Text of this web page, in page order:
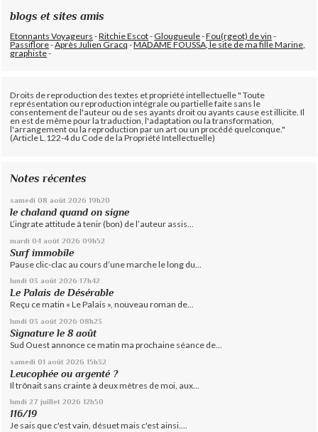
blogs et sites amis
Etonnants Voyageurs -Ritchie Escot-Glougueule-Fou(rgeot) de vin -
Passiflore-Après Julien Gracq-MADAME FOUSSA, le site de ma fille Marine,
graphiste-
Droits de reproduction des textes et propriété intellectuelle " Toute
représentation ou reproduction intégrale ou partielle faite sans le
consentement de l'auteur ou de ses ayants droit ou ayants cause est illicite. Il
en est de même pour la traduction, l'adaptation ou la transformation,
l'arrangement ou la reproduction par un art ou un procédé quelconque."
(Article L.122-4 du Code de la Propriété Intellectuelle)
Notes récentes
samedi 08 août 2026 19h20
le chaland quand on signe
L’ingrate attitude à tenir (bon) de l’auteur assis...
mardi 04 août 2026 09h52
Surf immobile
Pause clic-clac au cours d’une marche le long du...
lundi 03 août 2026 17h42
Le Palais de Désérable
Reçu ce matin « Le Palais », nouveau roman de...
lundi 03 août 2026 08h23
Signature le 8 août
Sud Ouest annonce ce matin ma prochaine séance de...
samedi 01 août 2026 15h32
Leucophée ou argenté ?
Il trônait sans crainte à deux mètres de moi, aux...
lundi 27 juillet 2026 12h50
116/19
Je sais que c'est vain, désuet mais c'est ainsi....